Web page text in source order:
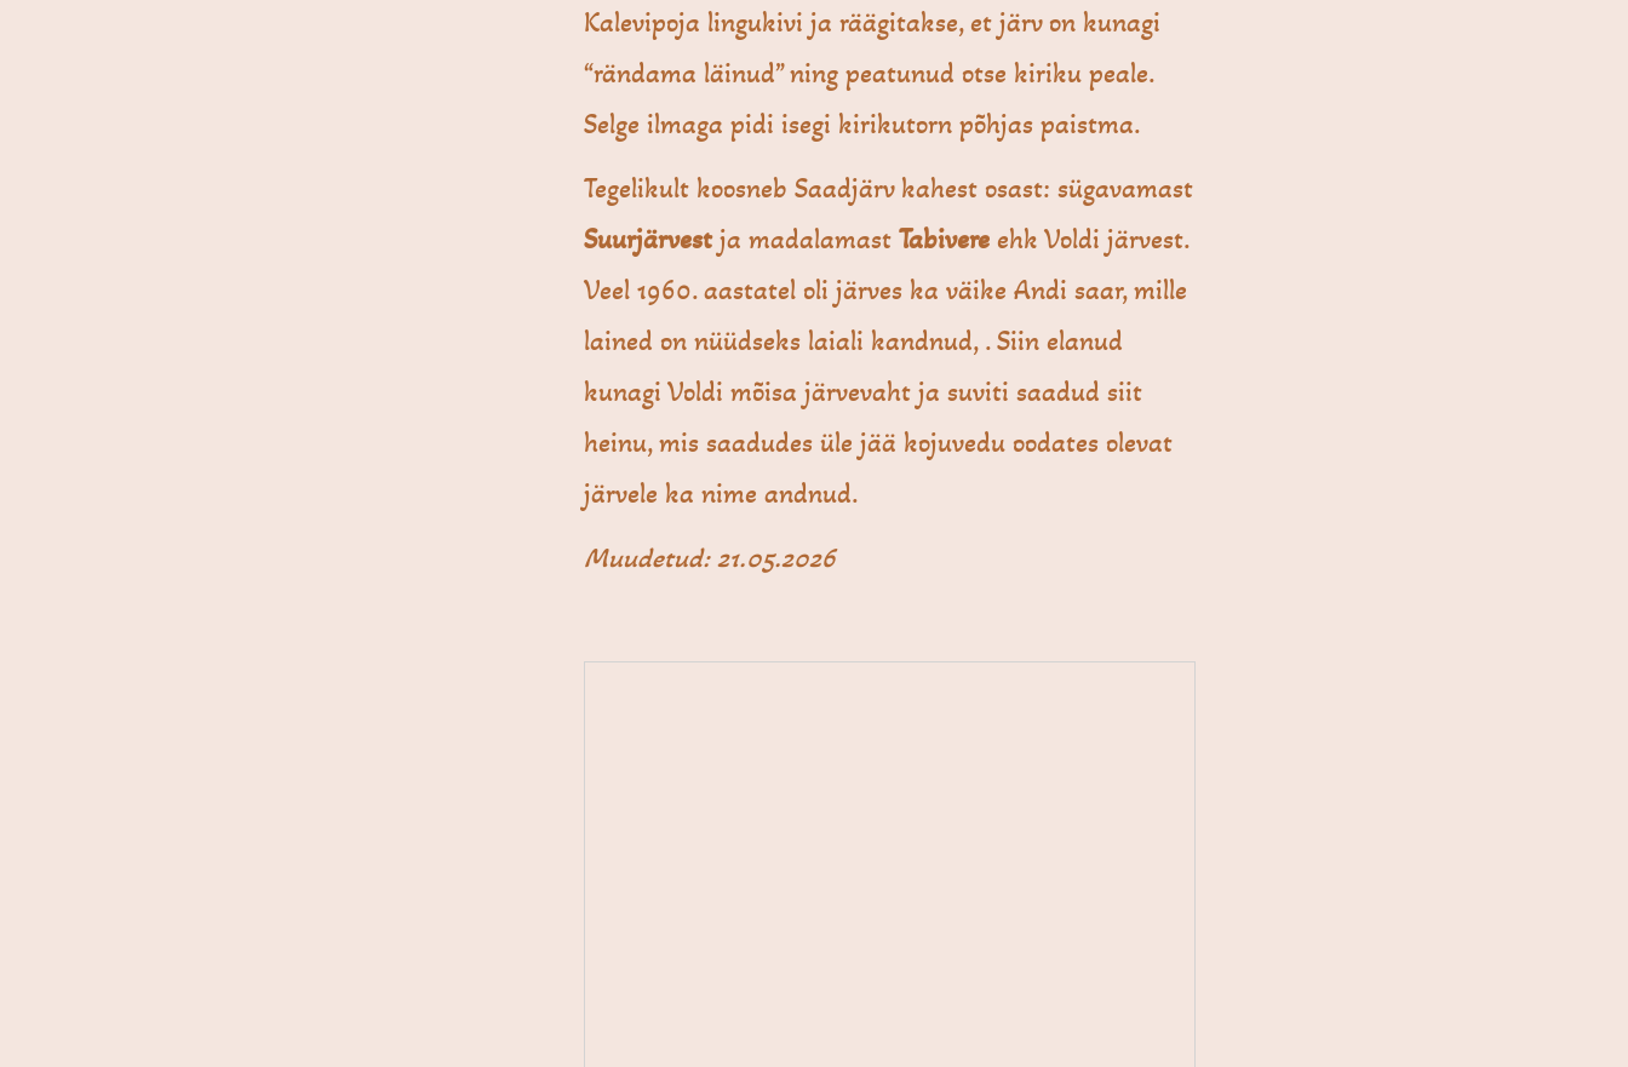
Kalevipoja lingukivi ja räägitakse, et järv on kunagi
“rändama läinud” ning peatunud otse kiriku peale.
Selge ilmaga pidi isegi kirikutorn põhjas paistma.
Tegelikult koosneb Saadjärv kahest osast: sügavamast
Suurjärvestja madalamastTabivere ehk Voldi järvest.
Veel 1960. aastatel oli järves ka väike Andi saar, mille
lained on nüüdseks laiali kandnud, . Siin elanud
kunagi Voldi mõisa järvevaht ja suviti saadud siit
heinu, mis saadudes üle jää kojuvedu oodates olevat
järvele ka nime andnud.
Muudetud: 21.05.2026